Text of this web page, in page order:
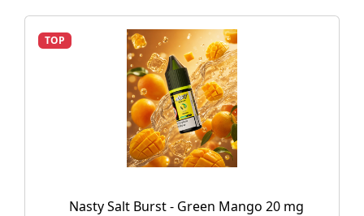
TOP
Nasty Salt Burst - Green Mango 20 mg